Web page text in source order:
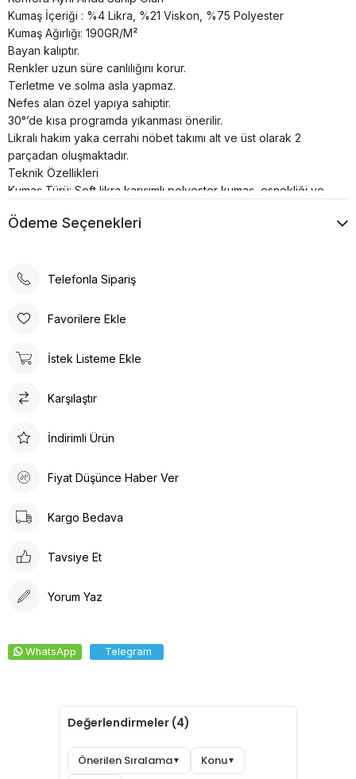
Kumaş İçeriği : %4 Likra, %21 Viskon, %75 Polyester
Kumaş Ağırlığı: 190GR/M²
Bayan kalıptır.
Renkler uzun süre canlılığını korur.
Terletme ve solma asla yapmaz.
Nefes alan özel yapıya sahiptir.
30°’de kısa programda yıkanması önerilir.
Likralı hakim yaka cerrahi nöbet takımı alt ve üst olarak 2
parçadan oluşmaktadır.
Teknik Özellikleri
Kumaş Türü: Soft likra karışımlı polyester kumaş, esnekliği ve
Nefes Alabilirlik: Kumaşın yapısı, hava geçirgenliği yüksek
ve hareket özgürlüğü sağlar.
Çıt Çıt Detayları: Hakim yaka tasarımında bulunan çıt çıtlar,
gerekli malzemelerini (kalem, not defteri, eldiven vb.)
Kolay Temizlik: Genellikle makinede yıkanabilir ve hızlı kuruma
Jogger pantolon ile gün boyu konforunuzdan ödün
Pantolondaki üst cepler ve yandaki fonksiyonel cep avantaj
sağlar.
sağlar.
bir görünüm elde etmenizi sağlar
Ödeme Seçenekleri
Telefonla Sipariş
Favorilere Ekle
İstek Listeme Ekle
Karşılaştır
İndirimli Ürün
Fiyat Düşünce Haber Ver
Kargo Bedava
Tavsiye Et
Yorum Yaz
WhatsApp Telegram
Değerlendirmeler (4)
Önerilen Sıralama▼ Konu▼